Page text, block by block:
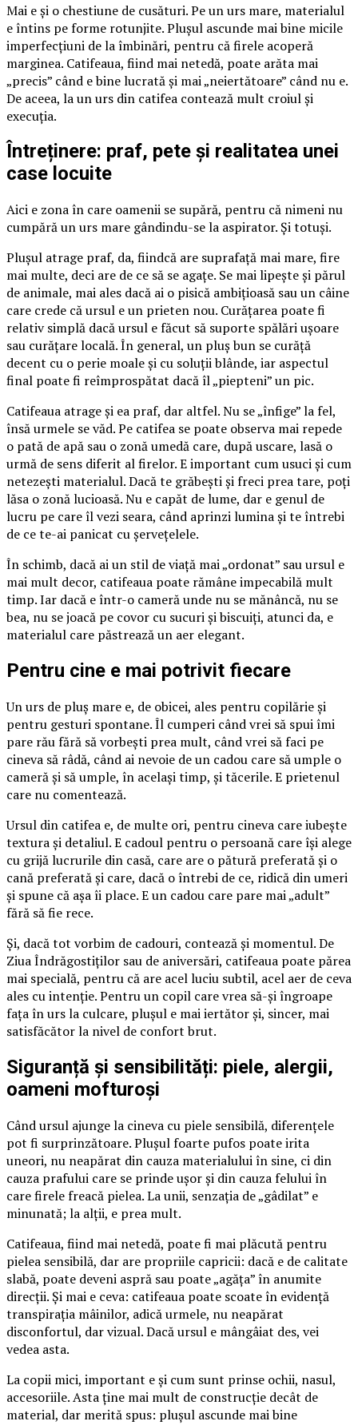
Mai e și o chestiune de cusături. Pe un urs mare, materialul
e întins pe forme rotunjite. Plușul ascunde mai bine micile
imperfecțiuni de la îmbinări, pentru că firele acoperă
marginea. Catifeaua, fiind mai netedă, poate arăta mai
„precis” când e bine lucrată și mai „neiertătoare” când nu e.
De aceea, la un urs din catifea contează mult croiul și
execuția.
Întreținere: praf, pete și realitatea unei
case locuite
Aici e zona în care oamenii se supără, pentru că nimeni nu
cumpără un urs mare gândindu-se la aspirator. Și totuși.
Plușul atrage praf, da, fiindcă are suprafață mai mare, fire
mai multe, deci are de ce să se agațe. Se mai lipește și părul
de animale, mai ales dacă ai o pisică ambițioasă sau un câine
care crede că ursul e un prieten nou. Curățarea poate fi
relativ simplă dacă ursul e făcut să suporte spălări ușoare
sau curățare locală. În general, un pluș bun se curăță
decent cu o perie moale și cu soluții blânde, iar aspectul
final poate fi reîmprospătat dacă îl „piepteni” un pic.
Catifeaua atrage și ea praf, dar altfel. Nu se „înfige” la fel,
însă urmele se văd. Pe catifea se poate observa mai repede
o pată de apă sau o zonă umedă care, după uscare, lasă o
urmă de sens diferit al firelor. E important cum usuci și cum
netezești materialul. Dacă te grăbești și freci prea tare, poți
lăsa o zonă lucioasă. Nu e capăt de lume, dar e genul de
lucru pe care îl vezi seara, când aprinzi lumina și te întrebi
de ce te-ai panicat cu șervețelele.
În schimb, dacă ai un stil de viață mai „ordonat” sau ursul e
mai mult decor, catifeaua poate rămâne impecabilă mult
timp. Iar dacă e într-o cameră unde nu se mănâncă, nu se
bea, nu se joacă pe covor cu sucuri și biscuiți, atunci da, e
materialul care păstrează un aer elegant.
Pentru cine e mai potrivit fiecare
Un urs de pluș mare e, de obicei, ales pentru copilărie și
pentru gesturi spontane. Îl cumperi când vrei să spui îmi
pare rău fără să vorbești prea mult, când vrei să faci pe
cineva să râdă, când ai nevoie de un cadou care să umple o
cameră și să umple, în același timp, și tăcerile. E prietenul
care nu comentează.
Ursul din catifea e, de multe ori, pentru cineva care iubește
textura și detaliul. E cadoul pentru o persoană care își alege
cu grijă lucrurile din casă, care are o pătură preferată și o
cană preferată și care, dacă o întrebi de ce, ridică din umeri
și spune că așa îi place. E un cadou care pare mai „adult”
fără să fie rece.
Și, dacă tot vorbim de cadouri, contează și momentul. De
Ziua Îndrăgostiților sau de aniversări, catifeaua poate părea
mai specială, pentru că are acel luciu subtil, acel aer de ceva
ales cu intenție. Pentru un copil care vrea să-și îngroape
fața în urs la culcare, plușul e mai iertător și, sincer, mai
satisfăcător la nivel de confort brut.
Siguranță și sensibilități: piele, alergii,
oameni mofturoși
Când ursul ajunge la cineva cu piele sensibilă, diferențele
pot fi surprinzătoare. Plușul foarte pufos poate irita
uneori, nu neapărat din cauza materialului în sine, ci din
cauza prafului care se prinde ușor și din cauza felului în
care firele freacă pielea. La unii, senzația de „gâdilat” e
minunată; la alții, e prea mult.
Catifeaua, fiind mai netedă, poate fi mai plăcută pentru
pielea sensibilă, dar are propriile capricii: dacă e de calitate
slabă, poate deveni aspră sau poate „agăța” în anumite
direcții. Și mai e ceva: catifeaua poate scoate în evidență
transpirația mâinilor, adică urmele, nu neapărat
disconfortul, dar vizual. Dacă ursul e mângâiat des, vei
vedea asta.
La copii mici, important e și cum sunt prinse ochii, nasul,
accesoriile. Asta ține mai mult de construcție decât de
material, dar merită spus: plușul ascunde mai bine